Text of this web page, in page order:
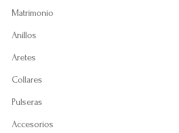
Matrimonio
Anillos
Aretes
Collares
Pulseras
Accesorios